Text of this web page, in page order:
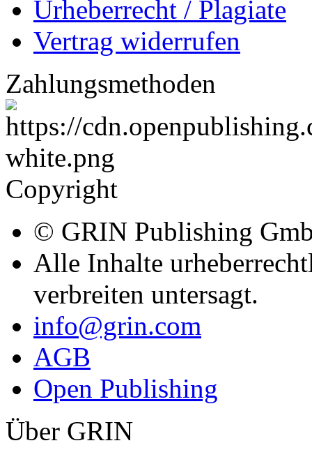
Urheberrecht / Plagiate
Vertrag widerrufen
Zahlungsmethoden
Copyright
© GRIN Publishing
Alle Inhalte
verbreiten untersagt.
info@grin.com
AGB
Open Publishing
Über GRIN